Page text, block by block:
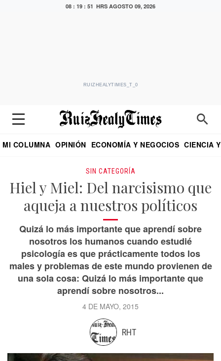
08 : 19 : 52 HRS AGOSTO 09, 2026
RUIZHEALYTIMES_T_0
MI COLUMNA OPINIÓN ECONOMÍA Y NEGOCIOS CIENCIA
SIN CATEGORÍA
Hiel y Miel: Del narcisismo que
aqueja a nuestros políticos
Quizá lo más importante que aprendí sobre
nosotros los humanos cuando estudié
psicología es que prácticamente todos los
males y problemas de este mundo provienen de
una sola cosa: Quizá lo más importante que
aprendí sobre nosotros...
4 DE MAYO, 2015
RHT